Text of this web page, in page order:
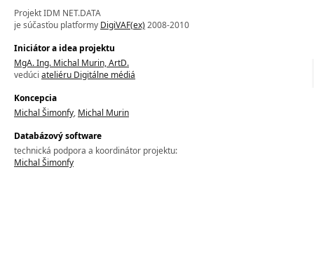
Projekt IDM NET.DATA
je súčasťou platformy DigiVAF(ex)2008-2010
Iniciátor a idea projektu
MgA. Ing. Michal Murin, ArtD.
vedúci ateliéru Digitálne médiá
Koncepcia
Michal Šimonfy, Michal Murin
Databázový software
technická podpora a koordinátor projektu:
Michal Šimonfy